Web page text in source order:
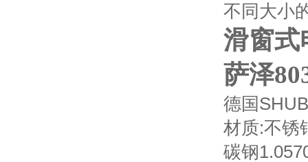
不同大小
滑窗式
萨泽
德国
材质:不锈
碳钢